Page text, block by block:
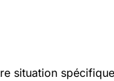
situation